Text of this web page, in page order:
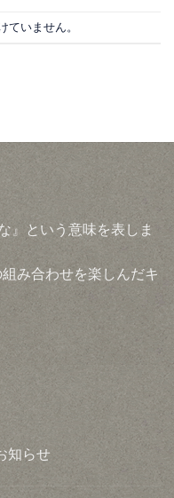
ていません。
』という意味を表しま
み合わせを楽しんだキ
知らせ